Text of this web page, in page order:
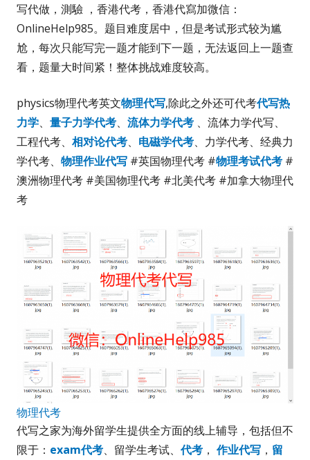
写代做，測驗 ，香港代考，香港代寫加微信：
OnlineHelp985。题目难度居中，但是考试形式较为尴
尬，每次只能写完一题才能到下一题，无法返回上一题查
看，题量大时间紧！整体挑战难度较高。
physics物理代考英文物理代写,除此之外还可代考代写热
力学、 量子力学代考、 流体力学代考 、流体力学代写、
工程代考、 相对论代考、 电磁学代考、力学代考、经典力
学代考、 物理作业代写 #英国物理代考 #物理考试代考 #
澳洲物理代考 #美国物理代考 #北美代考 #加拿大物理代
考
物理代考
代写之家为海外留学生提供全方面的线上辅导，包括但不
限于： exam代考、留学生考试、代考 ， 作业代写 ， 留